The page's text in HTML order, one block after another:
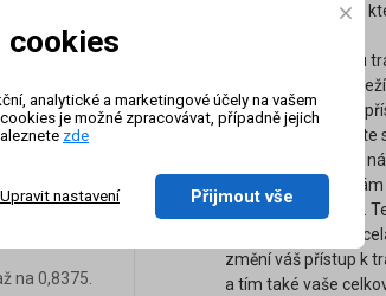
na 0,8000.
na 0,8113.
se
0,8505.
na 0,8375.
naše ostatní kurzy,
technickou stránku
Úspěch tradera
na jeho psychice a
obchodování. Přijďte
naučit ty nejsilnější
tipy a rady, které
úspěchu pomohou.
unikátní seminář
změní váš přístup k
a tím také vaše
cookies
analytické a marketingové účely na vašem
je možné zpracovávat, případně jejich
zde
Upravit nastavení Přijmout vše